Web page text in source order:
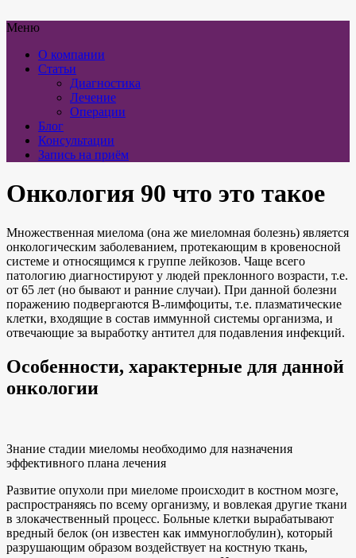
Меню
О компании
Статьи
Диагностика
Лечение
Операции
Блог
Консультации
Запись на приём
Онкология 90 что это такое
Множественная миелома (она же миеломная болезнь) является
онкологическим заболеванием, протекающим в кровеносной
системе и относящимся к группе лейкозов. Чаще всего
патологию диагностируют у людей преклонного возрасти, т.е.
от 65 лет (но бывают и ранние случаи). При данной болезни
поражению подвергаются В-лимфоциты, т.е. плазматические
клетки, входящие в состав иммунной системы организма, и
отвечающие за выработку антител для подавления инфекций.
Особенности, характерные для данной
онкологии
Знание стадии миеломы необходимо для назначения
эффективного плана лечения
Развитие опухоли при миеломе происходит в костном мозге,
распространяясь по всему организму, и вовлекая другие ткани
в злокачественный процесс. Больные клетки вырабатывают
вредный белок (он известен как иммуноглобулин), который
разрушающим образом воздействует на костную ткань,